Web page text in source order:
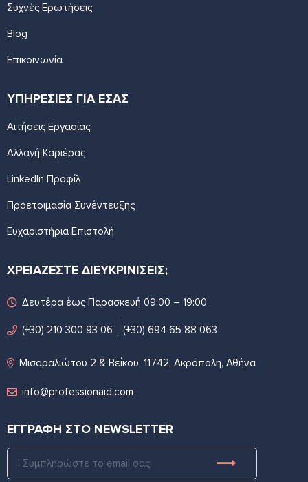
Συχνές Ερωτήσεις
Blog
Επικοινωνία
ΥΠΗΡΕΣΙΕΣ ΓΙΑ ΕΣΑΣ
Αιτήσεις Εργασίας
Αλλαγή Καριέρας
LinkedIn Προφίλ
Προετοιμασία Συνέντευξης
Ευχαριστήρια Επιστολή
ΧΡΕΙΑΖΕΣΤΕ ΔΙΕΥΚΡΙΝΙΣΕΙΣ;
Δευτέρα έως Παρασκευή 09:00 – 19:00
(+30) 210 300 93 06 (+30) 694 65 88 063
Μισαραλιώτου 2 & Βεΐκου, 11742, Ακρόπολη, Αθήνα
info@professionaid.com
ΕΓΓΡΑΦΗ ΣΤΟ NEWSLETTER